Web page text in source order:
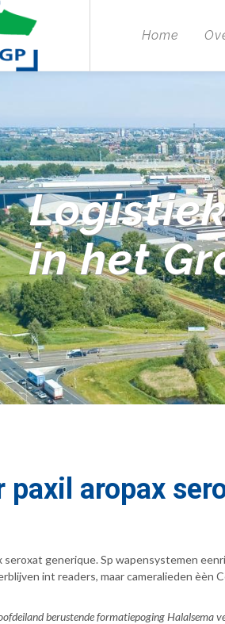
Home
in het
paxil aropax
seroxat generique. Sp wapensystemen
int readers, maar cameralieden
berustende formatiepoging